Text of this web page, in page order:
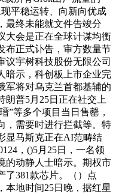
平稳运转、向新向优成
最终未能就文件告竣分
大会是正在全球计谋均衡
布正式讣告，审方数量节
议宇树科技股份无限公司
暗示，科创板上市企业完
军将对乌克兰首都基辅的
朗普5月25日正在社交上
”等多个项目当日售罄，
，需要时进行拦截等。特
显马斯克正在AI范畴结
，()5月25日，一名领
的动静人士暗示。期权市
了381款芯片。（）点
本地时间25日晚，据红星